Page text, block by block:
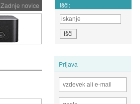
Zadnje novice Išči:
Prijava